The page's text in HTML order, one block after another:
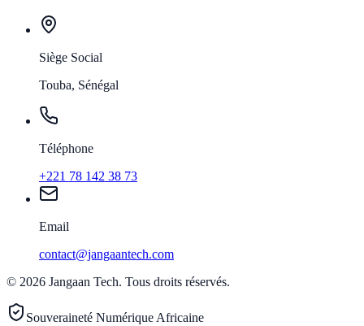
Siège Social
Touba, Sénégal
Téléphone
+221 78 142 38 73
Email
contact@jangaantech.com
© 2026 Jangaan Tech. Tous droits réservés.
Souveraineté Numérique Africaine